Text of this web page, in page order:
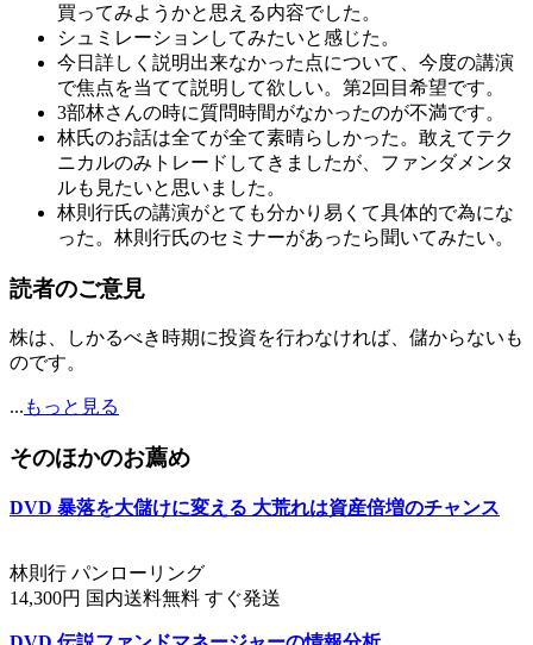
買ってみようかと思える内容でした。
シュミレーションしてみたいと感じた。
今日詳しく説明出来なかった点について、今度の講演
で焦点を当てて説明して欲しい。第2回目希望です。
3部林さんの時に質問時間がなかったのが不満です。
林氏のお話は全てが全て素晴らしかった。敢えてテク
ニカルのみトレードしてきましたが、ファンダメンタ
ルも見たいと思いました。
林則行氏の講演がとても分かり易くて具体的で為にな
った。林則行氏のセミナーがあったら聞いてみたい。
読者のご意見
株は、しかるべき時期に投資を行わなければ、儲からないも
のです。
... もっと見る
そのほかのお薦め
DVD 暴落を大儲けに変える 大荒れは資産倍増のチャンス
林則行 パンローリング
14,300円 国内送料無料 すぐ発送